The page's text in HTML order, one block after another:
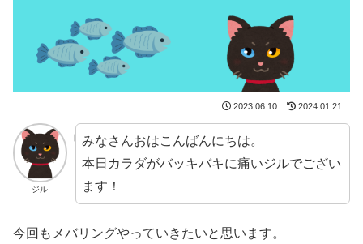
2023.06.10 2024.01.21
ジル
みなさんおはこんばんにちは。
本日カラダがバッキバキに痛いジルでござい
ます！
今回もメバリングやっていきたいと思います。